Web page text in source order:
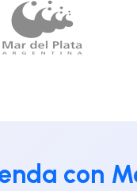
con